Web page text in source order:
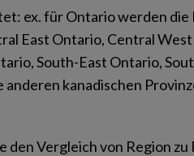
ex. für Ontario werden die
East Ontario, Central
South-East Ontario,
kanadischen
Vergleich von Region zu